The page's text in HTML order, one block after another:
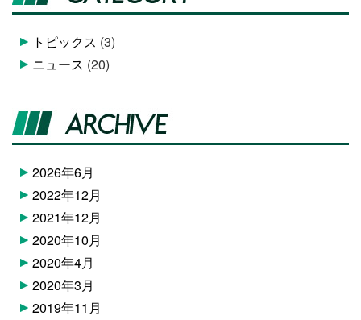
トピックス (3)
ニュース (20)
2026年6月
2022年12月
2021年12月
2020年10月
2020年4月
2020年3月
2019年11月